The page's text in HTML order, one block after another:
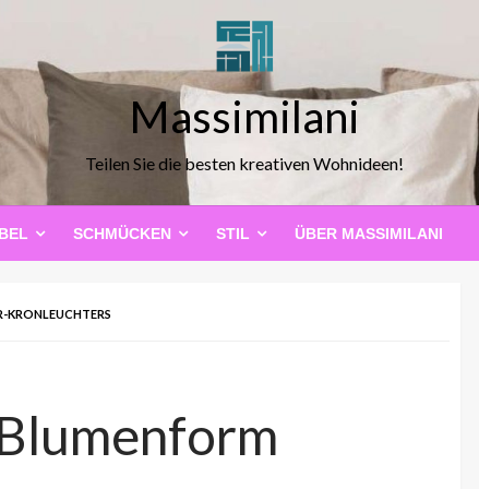
Massimilani
Teilen Sie die besten kreativen Wohnideen!
SCHMÜCKEN STIL ÜBER MASSIMILANI
KRONLEUCHTERS